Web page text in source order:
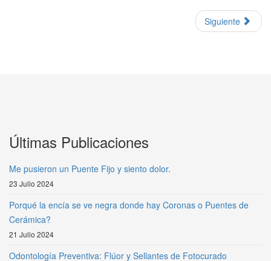
Siguiente
Últimas Publicaciones
Me pusieron un Puente Fijo y siento dolor.
23 Julio 2024
Porqué la encía se ve negra donde hay Coronas o Puentes de
Cerámica?
21 Julio 2024
Odontología Preventiva: Flúor y Sellantes de Fotocurado